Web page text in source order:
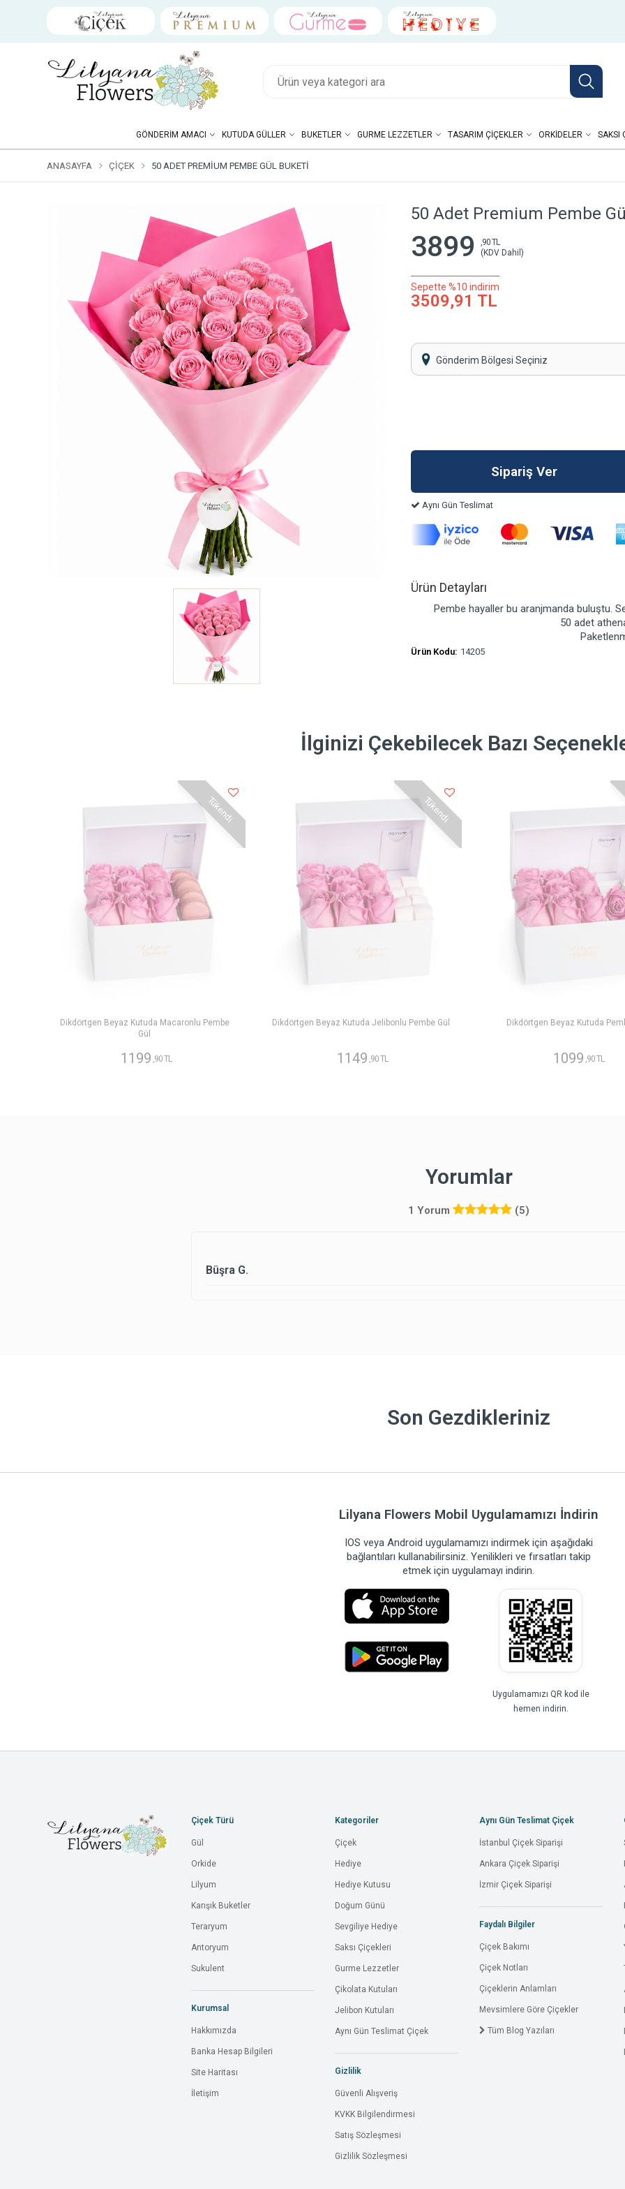
GÖNDERIM AMACI KUTUDA GÜLLER BUKETLER GURME LEZZETLER TASARIM ÇIÇEKLER ORKIDELER SAKSI
ANASAYFA ÇIÇEK 50 ADET PREMIUM PEMBE GÜL BUKETI
50 Adet Premium Pembe
3899
,90 TL
(KDV Dahil)
Sepette %10 indirim
3509,91 TL
Gönderim Bölgesi Seçiniz
Aynı Gün Teslimat
Ürün Detayları
Pembe hayaller bu aranjmanda buluştu.
50 adet
Ürün Kodu: 14205
İlginizi Çekebilecek Bazı
Tükendi
Dikdörtgen Beyaz Kutuda Macaronlu Pembe
Gül
1199 ,90 TL
Tükendi
Dikdörtgen Beyaz Kutuda Jelibonlu Pembe Gül
1149 ,90 TL
Dikdörtgen Beyaz Kutuda
1099 ,90 TL
Yorumlar
1 Yorum (5)
Büşra G.
Son Gezdikleriniz
Lilyana Flowers Mobil Uygulamamızı İndirin
IOS veya Android uygulamamızı indirmek için aşağıdaki
bağlantıları kullanabilirsiniz. Yenilikleri ve fırsatları takip
etmek için uygulamayı indirin.
Uygulamamızı QR kod ile
hemen indirin.
Çiçek Türü
Gül
Orkide
Lilyum
Karışık Buketler
Teraryum
Antoryum
Sukulent
Kurumsal
Hakkımızda
Banka Hesap Bilgileri
Site Haritası
İletişim
Kategoriler
Çiçek
Hediye
Hediye Kutusu
Doğum Günü
Sevgiliye Hediye
Saksı Çiçekleri
Gurme Lezzetler
Çikolata Kutuları
Jelibon Kutuları
Aynı Gün Teslimat Çiçek
Gizlilik
Güvenli Alışveriş
KVKK Bilgilendirmesi
Satış Sözleşmesi
Gizlilik Sözleşmesi
Aynı Gün Teslimat Çiçek
İstanbul Çiçek Siparişi
Ankara Çiçek Siparişi
İzmir Çiçek Siparişi
Faydalı Bilgiler
Çiçek Bakımı
Çiçek Notları
Çiçeklerin Anlamları
Mevsimlere Göre Çiçekler
Tüm Blog Yazıları